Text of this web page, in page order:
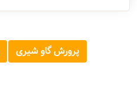
پرورش گاو شیری